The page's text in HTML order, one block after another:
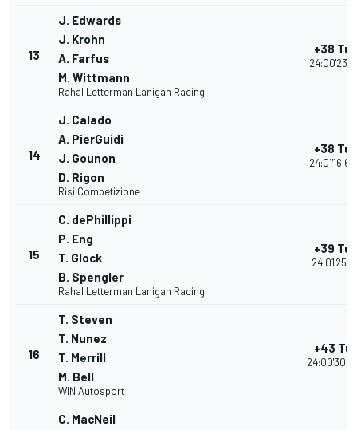
13
J. Edwards
J. Krohn
A. Farfus
M. Wittmann
Rahal Letterman Lanigan Racing
+38 Tur
14
J. Calado
A. PierGuidi
J. Gounon
D. Rigon
Risi Competizione
+38 Tur
15
C. dePhillippi
P. Eng
T. Glock
B. Spengler
Rahal Letterman Lanigan Racing
+39 Tur
16
T. Steven
T. Nunez
T. Merrill
M. Bell
WIN Autosport
+43 Tur
C. MacNeil